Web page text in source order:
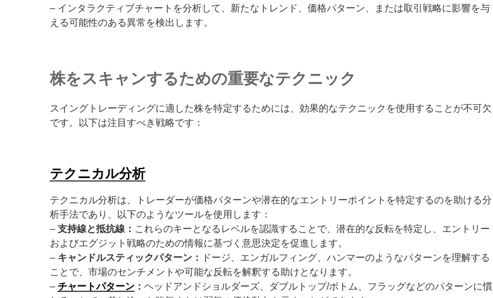
– インタラクティブチャートを分析して、新たなトレンド、価格パターン、または取引戦略に影響を与
える可能性のある異常を検出します。
株をスキャンするための重要なテクニック
スイングトレーディングに適した株を特定するためには、効果的なテクニックを使用することが不可欠
です。以下は注目すべき戦略です：
テクニカル分析
テクニカル分析は、トレーダーが価格パターンや潜在的なエントリーポイントを特定するのを助ける分
析手法であり、以下のようなツールを使用します：
–支持線と抵抗線： これらのキーとなるレベルを認識することで、潜在的な反転を特定し、エントリー
およびエグジット戦略のための情報に基づく意思決定を促進します。
– キャンドルスティックパターン：
ドージ、エンガルフィング、ハンマーのようなパターンを理解する
ことで、市場のセンチメントや可能な反転を解釈する助けとなります。
–チャートパターン ：ヘッドアンドショルダーズ、ダブルトップ/ボトム、フラッグなどのパターンに慣